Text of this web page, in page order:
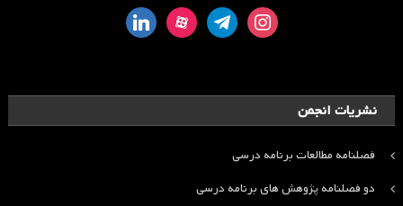
instagram
telegram
aparat
linkedin
نشریات انجمن
فصلنامه مطالعات برنامه درسی
دو فصلنامه پژوهش های برنامه درسی